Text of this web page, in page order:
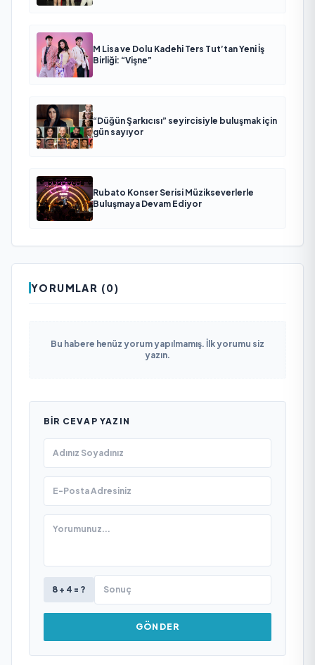
M Lisa ve Dolu Kadehi Ters Tut’tan Yeni İş
Birliği: “Vişne”
“Düğün Şarkıcısı” seyircisiyle buluşmak için
gün sayıyor
Rubato Konser Serisi Müzikseverlerle
Buluşmaya Devam Ediyor
YORUMLAR (0)
Bu habere henüz yorum yapılmamış. İlk yorumu siz
yazın.
BIR CEVAP YAZIN
8 + 4 = ?
GÖNDER